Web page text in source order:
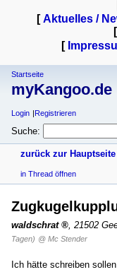
[Aktuelles /
[
[
Startseite
myKangoo.de
Login Registrieren
Suche:
zurück zur Hauptseite
in Thread öffnen
waldschrat 21502
Tagen) @ Mc Stender
Ich hätte schreiben